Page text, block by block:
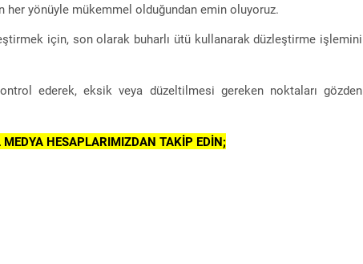
her yönüyle mükemmel olduğundan emin oluyoruz.
için, son olarak buharlı ütü kullanarak düzleştirme işlemini
ederek, eksik veya düzeltilmesi gereken noktaları gözden
HESAPLARIMIZDAN TAKİP EDİN;